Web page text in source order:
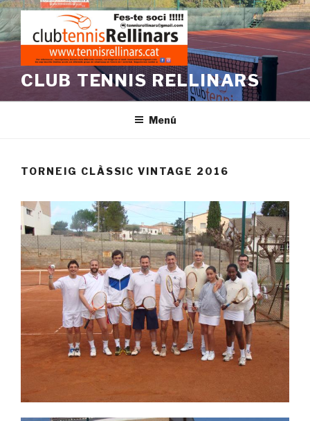
Vés
al
contingut
CLUB TENNIS RELLINARS
Menú
TORNEIG CLÀSSIC VINTAGE 2016